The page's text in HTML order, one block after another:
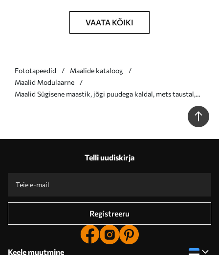
VAATA KÕIKI
Fototapeedid
Maalide kataloog
Maalid Modulaarne
Maalid Sügisene maastik, jõgi puudega kaldal, mets taustal,
Telli uudiskirja
Registreeru
Keele muutmine